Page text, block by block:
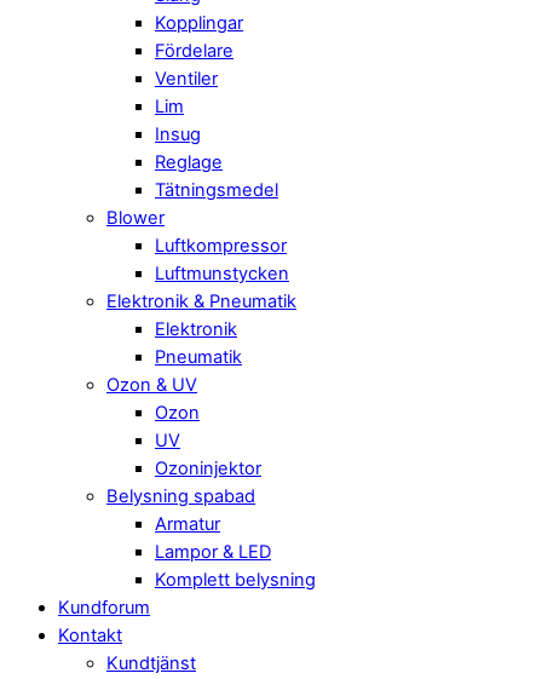
Kopplingar
Fördelare
Ventiler
Lim
Insug
Reglage
Tätningsmedel
Blower
Luftkompressor
Luftmunstycken
Elektronik & Pneumatik
Elektronik
Pneumatik
Ozon & UV
Ozon
UV
Ozoninjektor
Belysning spabad
Armatur
Lampor & LED
Komplett belysning
Kundforum
Kontakt
Kundtjänst